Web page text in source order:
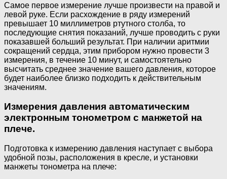
Самое первое измерение лучше произвести на правой и
левой руке. Если расхождение в ряду измерений
превышает 10 миллиметров ртутного столба, то
последующие снятия показаний, лучше проводить с руки
показавшей больший результат. При наличии аритмии
сокращений сердца, этим прибором нужно провести 3
измерения, в течение 10 минут, и самостоятельно
высчитать среднее значение вашего давления, которое
будет наиболее близко подходить к действительным
значениям.
Измерения давления автоматическим
электронным тонометром с манжетой на
плече.
Подготовка к измерению давления наступает с выбора
удобной позы, расположения в кресле, и установки
манжеты тонометра на плече: